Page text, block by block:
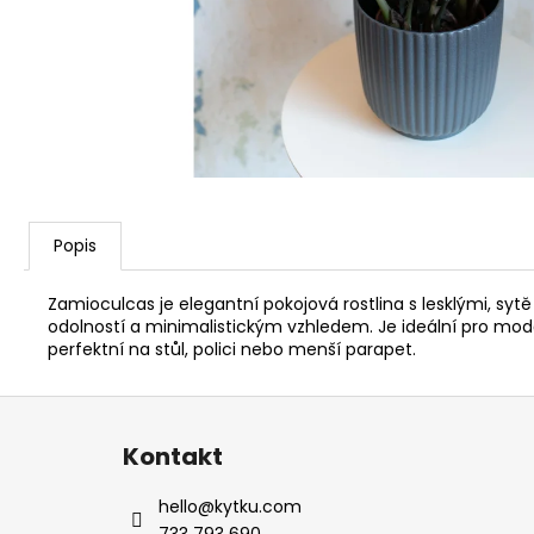
Popis
Zamioculcas je elegantní pokojová rostlina s lesklými,
odolností a minimalistickým vzhledem. Je ideální pro
perfektní na stůl, polici nebo menší parapet.
Z
Kontakt
hello@kytku.com